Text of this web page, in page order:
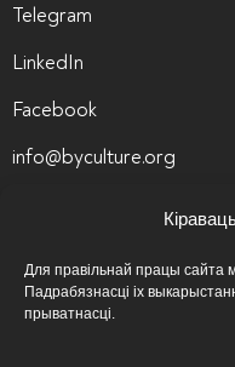
Для правільнай працы
Падрабязнасці іх
прыватнасці.
Telegram
LinkedIn
Facebook
info@byculture.org
Вакансіі
Архіў вакансій